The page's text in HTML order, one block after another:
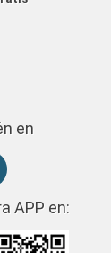
en
APP en: